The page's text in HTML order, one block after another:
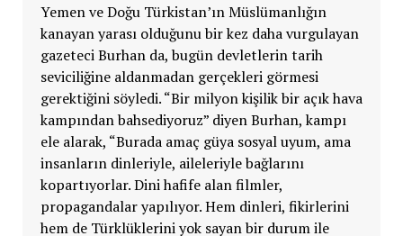
Yemen ve Doğu Türkistan’ın Müslümanlığın
kanayan yarası olduğunu bir kez daha vurgulayan
gazeteci Burhan da, bugün devletlerin tarih
seviciliğine aldanmadan gerçekleri görmesi
gerektiğini söyledi. “Bir milyon kişilik bir açık hava
kampından bahsediyoruz” diyen Burhan, kampı
ele alarak, “Burada amaç güya sosyal uyum, ama
insanların dinleriyle, aileleriyle bağlarını
kopartıyorlar. Dini hafife alan filmler,
propagandalar yapılıyor. Hem dinleri, fikirlerini
hem de Türklüklerini yok sayan bir durum ile